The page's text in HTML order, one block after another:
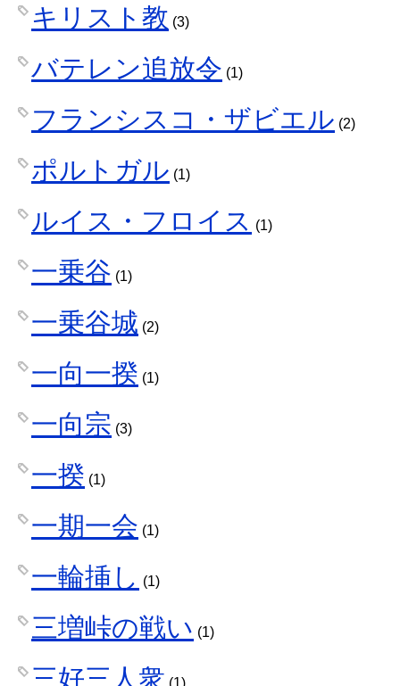
キリスト教 (3)
バテレン追放令 (1)
フランシスコ・ザビエル (2)
ポルトガル (1)
ルイス・フロイス (1)
一乗谷 (1)
一乗谷城 (2)
一向一揆 (1)
一向宗 (3)
一揆 (1)
一期一会 (1)
一輪挿し (1)
三増峠の戦い (1)
三好三人衆 (1)